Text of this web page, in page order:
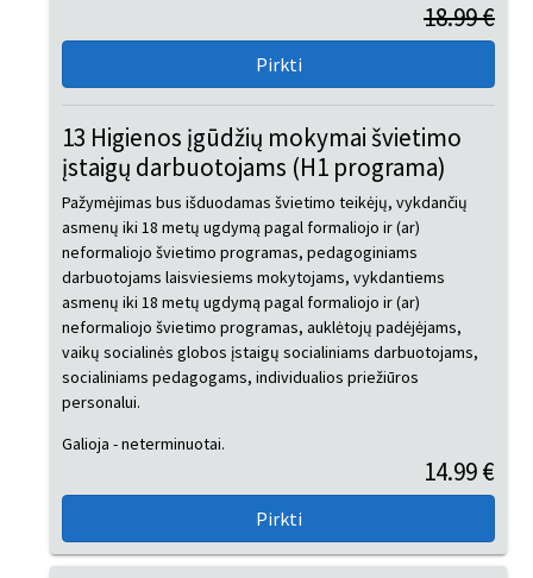
13 Higienos įgūdžių mokymai švietimo
įstaigų darbuotojams (H1 programa)
Pažymėjimas bus išduodamas švietimo teikėjų, vykdančių
asmenų iki 18 metų ugdymą pagal formaliojo ir (ar)
neformaliojo švietimo programas, pedagoginiams
darbuotojams laisviesiems mokytojams, vykdantiems
asmenų iki 18 metų ugdymą pagal formaliojo ir (ar)
neformaliojo švietimo programas, auklėtojų padėjėjams,
vaikų socialinės globos įstaigų socialiniams darbuotojams,
socialiniams pedagogams, individualios priežiūros
personalui.
Galioja - neterminuotai.
14.99 €
18.99 €